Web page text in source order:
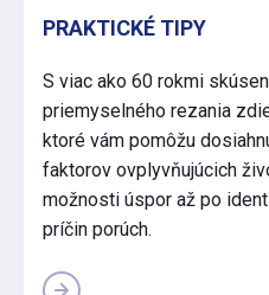
PRAKTICKÉ TIPY
S viac ako 60 rokmi
priemyselného rezania
ktoré vám pomôžu
faktorov ovplyvňujúcich
možnosti úspor až po
príčin porúch.